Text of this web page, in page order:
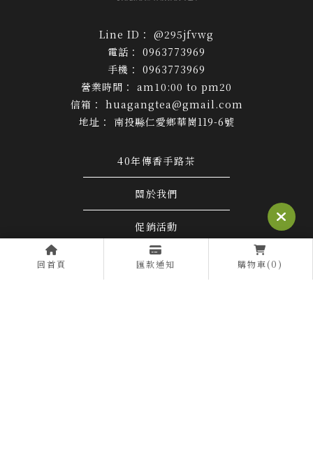
回首頁 匯款通知 購物車(0)
@295jfvwg
0963773969
0963773969
am10:00 to pm20
huagangtea@gmail.com
南投縣仁愛鄉華崗119-6號
40年傳香手路茶
關於我們
促銷活動
購物須知